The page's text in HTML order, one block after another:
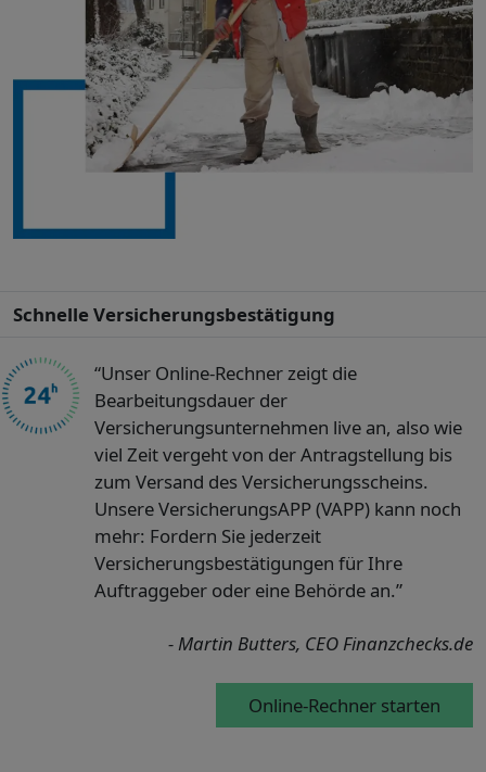
Schnelle Versicherungsbestätigung
“Unser Online-Rechner zeigt die
Bearbeitungsdauer der
Versicherungsunternehmen live an, also wie
viel Zeit vergeht von der Antragstellung bis
zum Versand des Versicherungsscheins.
Unsere VersicherungsAPP (VAPP) kann noch
mehr: Fordern Sie jederzeit
Versicherungsbestätigungen für Ihre
Auftraggeber oder eine Behörde an.”
- Martin Butters, CEO Finanzchecks.de
Online-Rechner starten